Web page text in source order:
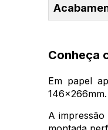
Conheça
Em papel
146x266mm.
A